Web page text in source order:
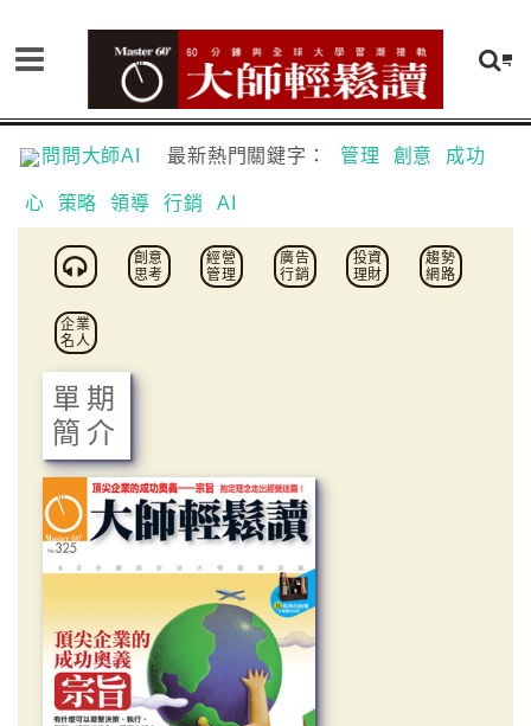
問問大師AI 最新熱門關鍵字： 管理 創意 成功
心 策略 領導 行銷 AI
創意
思考
經營
管理
廣告
行銷
投資
理財
趨勢
網路
企業
名人
單期
簡介